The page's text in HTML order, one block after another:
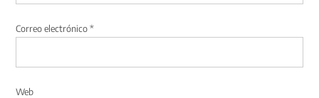
Correo electrónico*
Web